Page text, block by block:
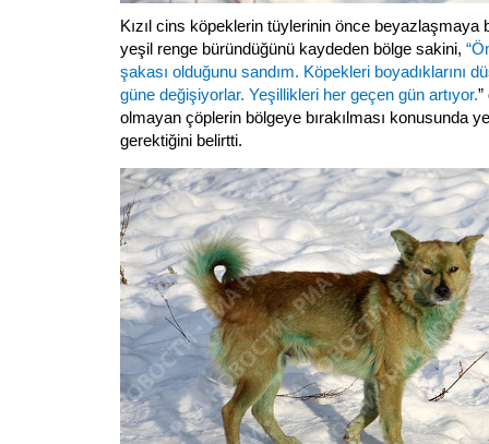
Kızıl cins köpeklerin tüylerinin önce beyazlaşmaya
yeşil renge büründüğünü kaydeden bölge sakini,
şakası olduğunu sandım. Köpekleri boyadıklarını
güne değişiyorlar. Yeşillikleri her geçen gün artıyor.
olmayan çöplerin bölgeye bırakılması konusunda
gerektiğini belirtti.